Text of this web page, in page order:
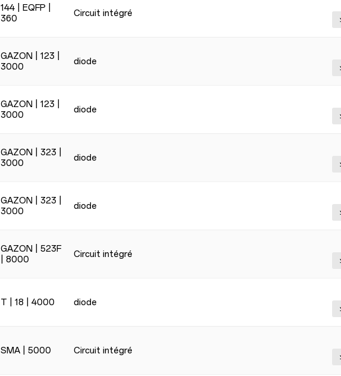
144 | EQFP |
360
Circuit intégré
GAZON | 123 |
3000
diode
GAZON | 123 |
3000
diode
GAZON | 323 |
3000
diode
GAZON | 323 |
3000
diode
GAZON | 523F
| 8000
Circuit intégré
T | 18 | 4000 diode
SMA | 5000 Circuit intégré